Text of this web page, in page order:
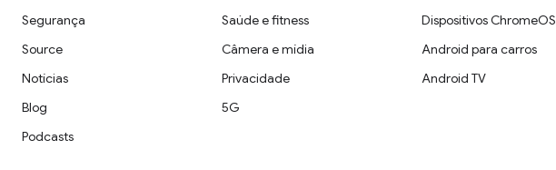
Segurança
Source
Notícias
Blog
Podcasts
Saúde e fitness
Câmera e mídia
Privacidade
5G
Dispositivos ChromeOS
Android para carros
Android TV